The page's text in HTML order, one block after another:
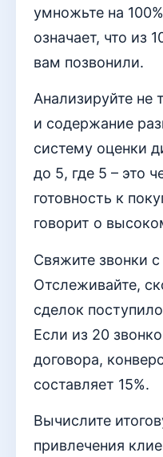
умножьте на
означает, что из
вам позвонили.
Анализируйте не
и содержание
систему оценки
до 5, где 5 – это
готовность к
говорит о
Свяжите звонки
Отслеживайте,
сделок
Если из 20
договора,
составляет 15%.
Вычислите
привлечения